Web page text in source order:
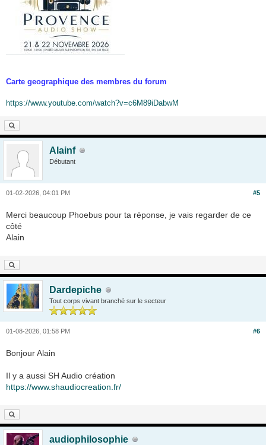
Carte geographique des membres du forum
https://www.youtube.com/watch?v=c6M89iDabwM
Alainf
Débutant
#5
01-02-2026, 04:01 PM
Merci beaucoup Phoebus pour ta réponse, je vais regarder de ce
côté
Alain
Dardepiche
Tout corps vivant branché sur le secteur
#6
01-08-2026, 01:58 PM
Bonjour Alain
Il y a aussi SH Audio création
https://www.shaudiocreation.fr/
audiophilosophie